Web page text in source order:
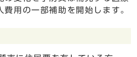
費用の一部補助を開始します。